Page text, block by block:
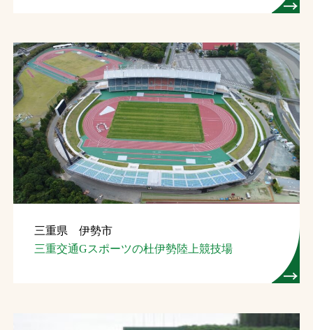
三重県 伊勢市
三重交通Gスポーツの杜伊勢陸上競技場